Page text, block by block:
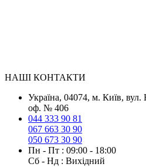
НАШІ КОНТАКТИ
Українa, 04074, м. Київ, вул.
оф. № 406
044 333 90 81
067 663 30 90
050 673 30 90
Пн - Пт : 09:00 - 18:00
Сб - Нд : Вихідний